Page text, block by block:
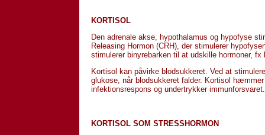
KORTISOL
Den adrenale akse, hypothalamus og hypofyse
Releasing Hormon (CRH), der stimulerer
stimulerer binyrebarken til at udskille hormoner,
Kortisol kan påvirke blodsukkeret. Ved at
glukose, når blodsukkeret falder. Kortisol
infektionsrespons og undertrykker immunforsvaret.
KORTISOL SOM STRESSHORMON